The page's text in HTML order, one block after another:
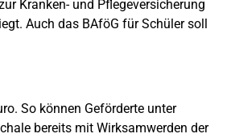
Kranken- und Pflegeversicherung
Auch das BAföG für Schüler soll
So können Geförderte unter
bereits mit Wirksamwerden der